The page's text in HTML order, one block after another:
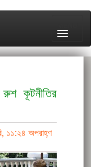
রুশ কূটনীতির
১১:২৪ অপরাহ্ণ